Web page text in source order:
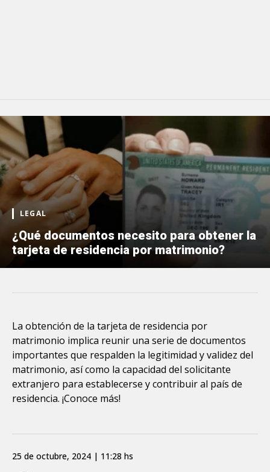
LEGAL
¿Qué documentos necesito para obtener la
tarjeta de residencia por matrimonio?
La obtención de la tarjeta de residencia por
matrimonio implica reunir una serie de documentos
importantes que respalden la legitimidad y validez del
matrimonio, así como la capacidad del solicitante
extranjero para establecerse y contribuir al país de
residencia. ¡Conoce más!
25 de octubre, 2024 | 11:28 hs